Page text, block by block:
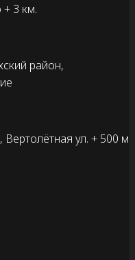
3 км.
район,
ул. + 500 м